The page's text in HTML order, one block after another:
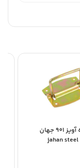
دستگیره آویز 901 جهان